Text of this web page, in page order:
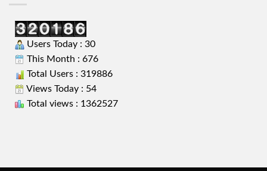
Users Today : 30
This Month : 676
Total Users : 319886
Views Today : 54
Total views : 1362527